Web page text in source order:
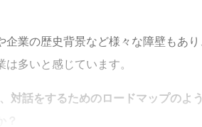
企業の歴史背景など様々な障壁もあ
多いと感じています。
対話をするためのロードマップのよ